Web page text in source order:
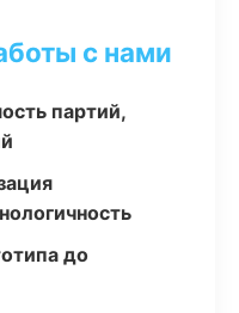
с нами
партий,
до